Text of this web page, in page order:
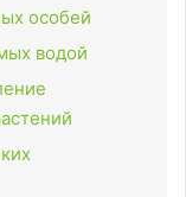
особей
водой